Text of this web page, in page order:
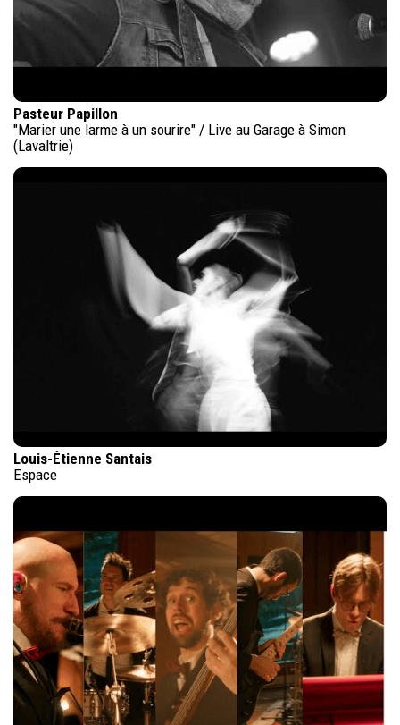
Pasteur Papillon
"Marier une larme à un sourire" / Live au Garage à Simon
(Lavaltrie)
Louis-Étienne Santais
Espace